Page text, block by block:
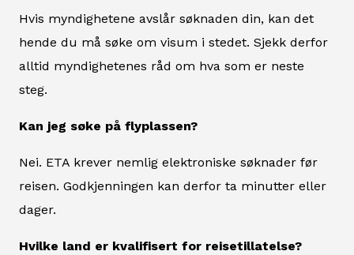
Hvis myndighetene avslår søknaden din, kan det
hende du må søke om visum i stedet. Sjekk derfor
alltid myndighetenes råd om hva som er neste
steg.
Kan jeg søke på flyplassen?
Nei. ETA krever nemlig elektroniske søknader før
reisen. Godkjenningen kan derfor ta minutter eller
dager.
Hvilke land er kvalifisert for reisetillatelse?